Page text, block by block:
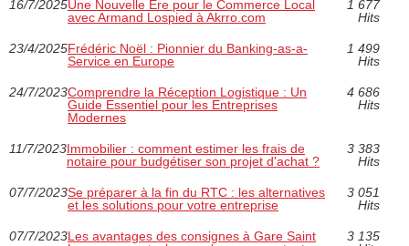
16/7/2025Une Nouvelle Ère pour le Commerce Local
avec Armand Lospied à Akrro.com
1 677
Hits
23/4/2025Frédéric Noël : Pionnier du Banking-as-a-
Service en Europe
1 499
Hits
24/7/2023Comprendre la Réception Logistique : Un
Guide Essentiel pour les Entreprises
Modernes
4 686
Hits
11/7/2023Immobilier : comment estimer les frais de
notaire pour budgétiser son projet d'achat ?
3 383
Hits
07/7/2023Se préparer à la fin du RTC : les alternatives
et les solutions pour votre entreprise
3 051
Hits
07/7/2023Les avantages des consignes à Gare Saint
3 135